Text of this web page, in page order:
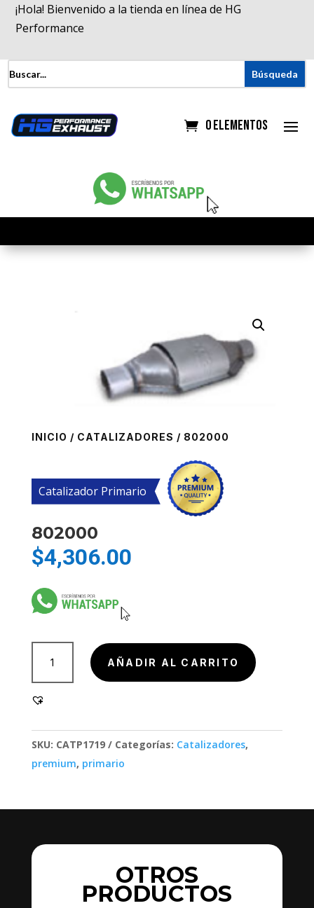
¡Hola! Bienvenido a la tienda en línea de HG
Performance
0 elementos
INICIO / CATALIZADORES / 802000
Catalizador Primario
802000
$4,306.00
cantidad
AÑADIR AL CARRITO
SKU: CATP1719 Categorías: Catalizadores,
premium, primario
OTROS
PRODUCTOS